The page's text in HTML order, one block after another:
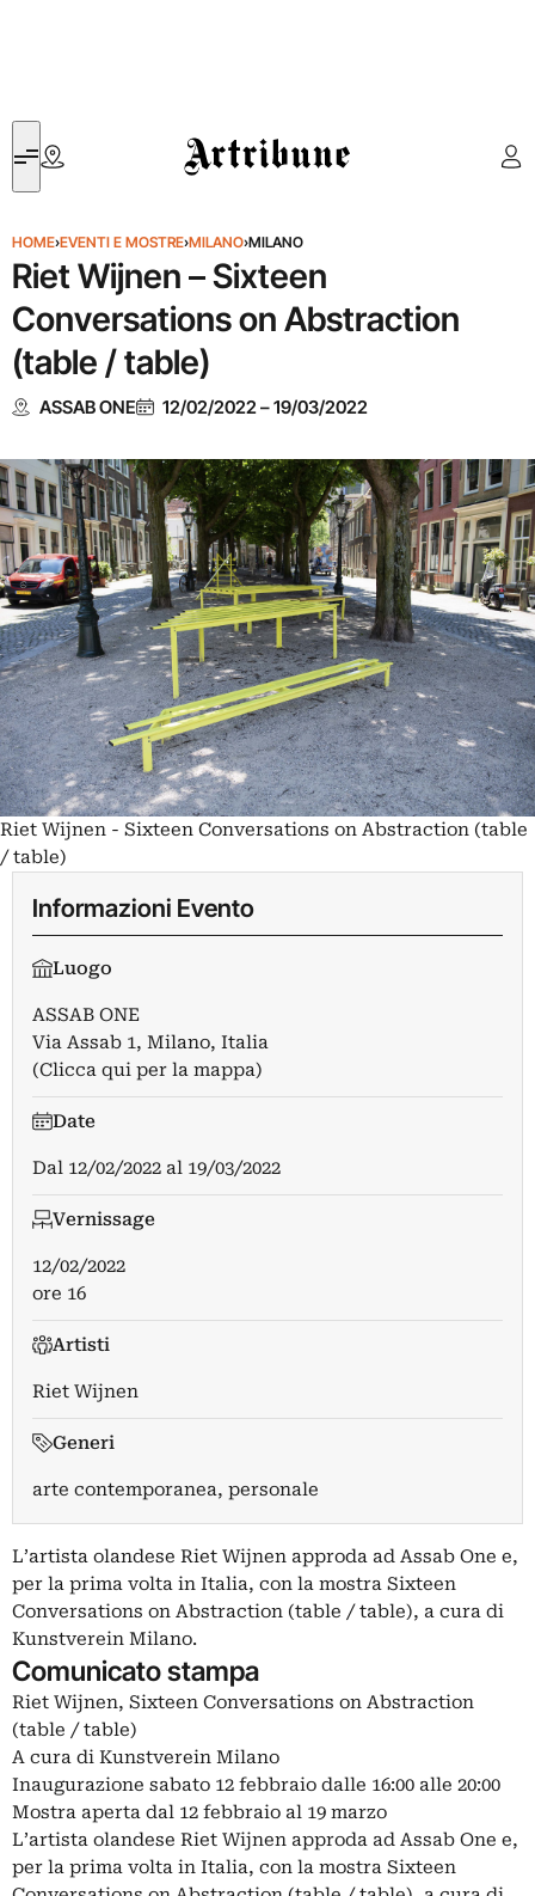
Artribune
HOME›EVENTI E MOSTRE›MILANO›MILANO
Riet Wijnen – Sixteen
Conversations on Abstraction
(table / table)
ASSAB ONE 12/02/2022–19/03/2022
Riet Wijnen - Sixteen Conversations on Abstraction (table
/ table)
Informazioni Evento
Luogo
ASSAB ONE
Via Assab 1, Milano, Italia
(Clicca qui per la mappa)
Date
Dal 12/02/2022 al 19/03/2022
Vernissage
12/02/2022
ore 16
Artisti
Riet Wijnen
Generi
arte contemporanea, personale
L’artista olandese Riet Wijnen approda ad Assab One e,
per la prima volta in Italia, con la mostra Sixteen
Conversations on Abstraction (table / table), a cura di
Kunstverein Milano.
Comunicato stampa
Riet Wijnen, Sixteen Conversations on Abstraction
(table / table)
A cura di Kunstverein Milano
Inaugurazione sabato 12 febbraio dalle 16:00 alle 20:00
Mostra aperta dal 12 febbraio al 19 marzo
L’artista olandese Riet Wijnen approda ad Assab One e,
per la prima volta in Italia, con la mostra Sixteen